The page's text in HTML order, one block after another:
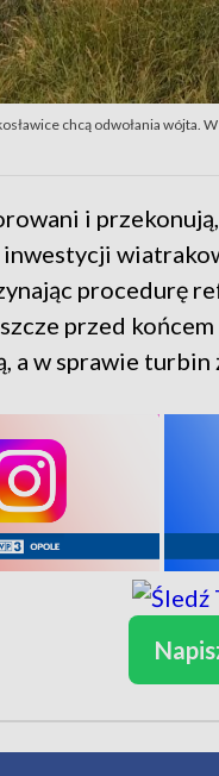
chcą odwołania wójta.
i
procedurę
przed
a w sprawie turbin